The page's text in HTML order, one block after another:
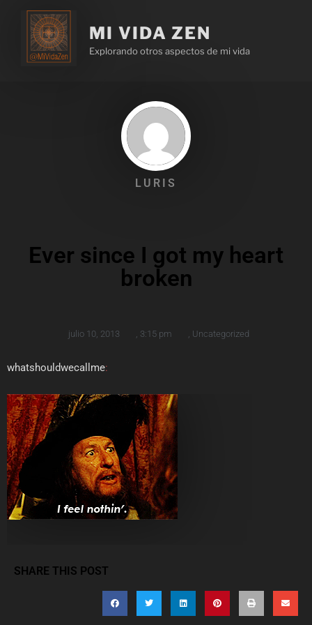
MI VIDA ZEN
Explorando otros aspectos de mi vida
LURIS
Ever since I got my heart
broken
julio 10, 2013 3:15 pm Uncategorized
whatshouldwecallme:
SHARE THIS POST